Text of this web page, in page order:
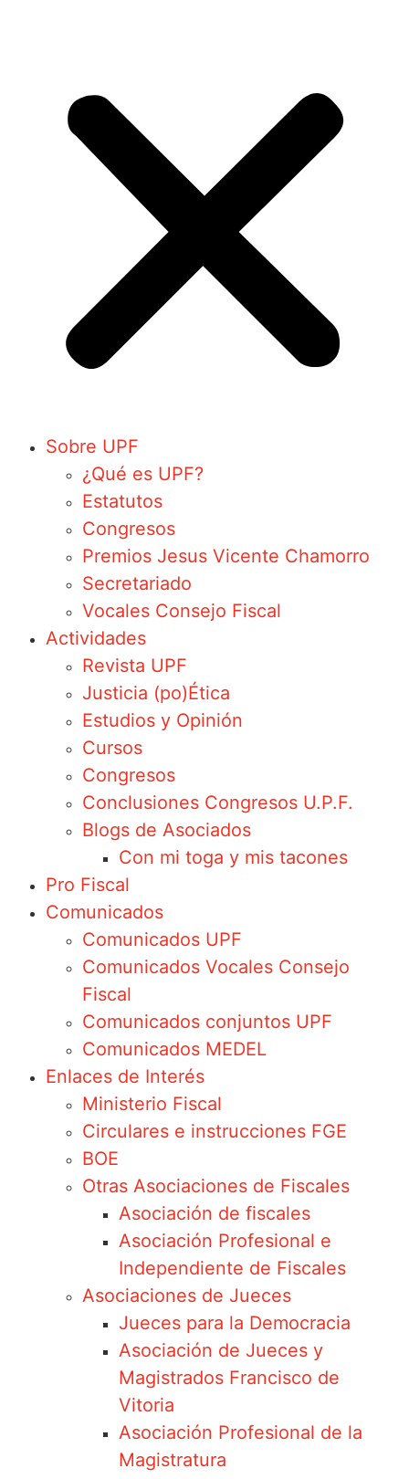
Sobre UPF
¿Qué es UPF?
Estatutos
Congresos
Premios Jesus Vicente Chamorro
Secretariado
Vocales Consejo Fiscal
Actividades
Revista UPF
Justicia (po)Ética
Estudios y Opinión
Cursos
Congresos
Conclusiones Congresos U.P.F.
Blogs de Asociados
Con mi toga y mis tacones
Pro Fiscal
Comunicados
Comunicados UPF
Comunicados Vocales Consejo
Fiscal
Comunicados conjuntos UPF
Comunicados MEDEL
Enlaces de Interés
Ministerio Fiscal
Circulares e instrucciones FGE
BOE
Otras Asociaciones de Fiscales
Asociación de fiscales
Asociación Profesional e
Independiente de Fiscales
Asociaciones de Jueces
Jueces para la Democracia
Asociación de Jueces y
Magistrados Francisco de
Vitoria
Asociación Profesional de la
Magistratura